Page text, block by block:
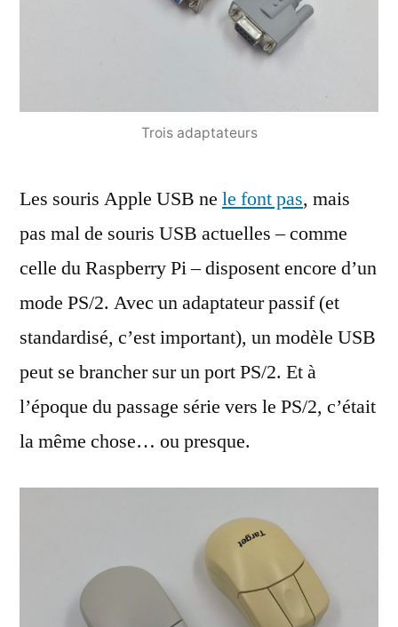
Trois adaptateurs
Les souris Apple USB ne le font pas, mais
pas mal de souris USB actuelles – comme
celle du Raspberry Pi – disposent encore d’un
mode PS/2. Avec un adaptateur passif (et
standardisé, c’est important), un modèle USB
peut se brancher sur un port PS/2. Et à
l’époque du passage série vers le PS/2, c’était
la même chose… ou presque.